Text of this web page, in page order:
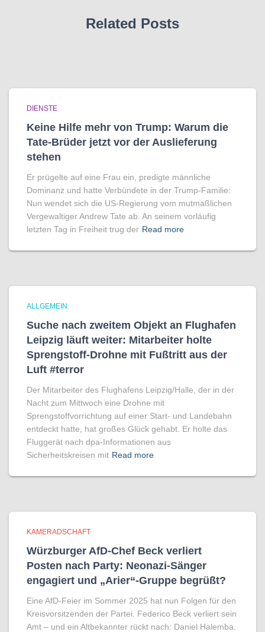
Related Posts
DIENSTE
Keine Hilfe mehr von Trump: Warum die
Tate-Brüder jetzt vor der Auslieferung
stehen
Er prügelte auf eine Frau ein, predigte männliche
Dominanz und hatte Verbündete in der Trump-Familie:
Nun wendet sich die US-Regierung vom mutmaßlichen
Vergewaltiger Andrew Tate ab. An seinem vorläufig
letzten Tag in Freiheit trug der Read more
ALLGEMEIN
Suche nach zweitem Objekt an Flughafen
Leipzig läuft weiter: Mitarbeiter holte
Sprengstoff-Drohne mit Fußtritt aus der
Luft #terror
Der Mitarbeiter des Flughafens Leipzig/Halle, der in der
Nacht zum Mittwoch eine Drohne mit
Sprengstoffvorrichtung auf einer Start- und Landebahn
entdeckt hatte, hat großes Glück gehabt. Er holte das
Fluggerät nach dpa-Informationen aus
Sicherheitskreisen mit Read more
KAMERADSCHAFT
Würzburger AfD-Chef Beck verliert
Posten nach Party: Neonazi-Sänger
engagiert und „Arier“-Gruppe begrüßt?
Eine AfD-Feier im Sommer 2025 hat nun Folgen für den
Kreisvorsitzenden der Partei. Federico Beck verliert sein
Amt – und ein Altbekannter rückt nach: Daniel Halemba.